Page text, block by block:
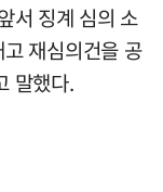
서 징계 심의 소
재심의건을 공
말했다.